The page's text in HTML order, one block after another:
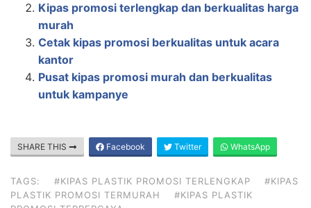
Kipas promosi terlengkap dan berkualitas harga
murah
Cetak kipas promosi berkualitas untuk acara
kantor
Pusat kipas promosi murah dan berkualitas
untuk kampanye
SHARE THIS Facebook Twitter WhatsApp
TAGS: #KIPAS PLASTIK PROMOSI TERLENGKAP
#KIPAS
PLASTIK PROMOSI TERMURAH
#KIPAS PLASTIK